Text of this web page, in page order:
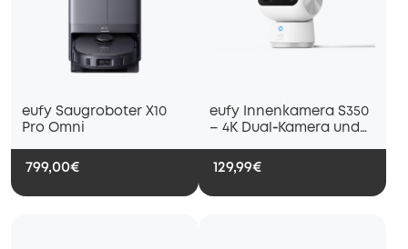
eufy Saugroboter X10
Pro Omni
799,00€
eufy Innenkamera S350
– 4K Dual‑Kamera und
129,99€